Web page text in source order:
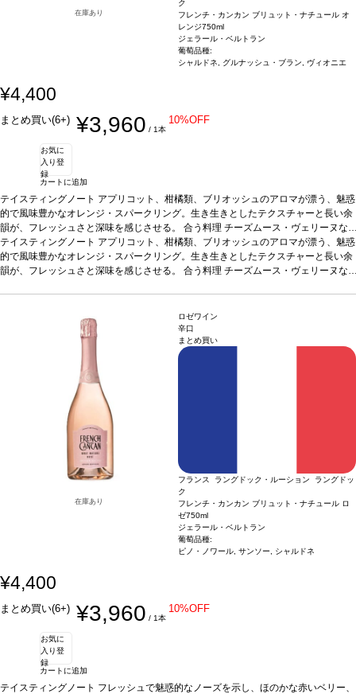
在庫あり
ク
フレンチ・カンカン ブリュット・ナチュール オ
レンジ750ml
ジェラール・ベルトラン
葡萄品種:
シャルドネ, グルナッシュ・ブラン, ヴィオニエ
¥4,400
まとめ買い(6+) ¥3,960 / 1本
10%OFF
お気に
入り登
録
カートに追加
テイスティングノート アプリコット、柑橘類、ブリオッシュのアロマが漂う、魅惑
的で風味豊かなオレンジ・スパークリング。生き生きとしたテクスチャーと長い余
韻が、フレッシュさと深味を感じさせる。 合う料理 チーズムース・ヴェリーヌな
どと好相性葡萄品種シャルドネ、グルナッシュ・ブラン、ヴィオニエ認証ABオー
ガニック
テイスティングノート アプリコット、柑橘類、ブリオッシュのアロマが漂う、魅惑
的で風味豊かなオレンジ・スパークリング。生き生きとしたテクスチャーと長い余
韻が、フレッシュさと深味を感じさせる。 合う料理 チーズムース・ヴェリーヌな
在庫あり
ロゼワイン
辛口
まとめ買い
フランス ラングドック・ルーション ラングドッ
ク
フレンチ・カンカン ブリュット・ナチュール ロ
ゼ750ml
ジェラール・ベルトラン
葡萄品種:
ピノ・ノワール, サンソー, シャルドネ
¥4,400
まとめ買い(6+) ¥3,960 / 1本
10%OFF
お気に
入り登
録
カートに追加
テイスティングノート フレッシュで魅惑的なノーズを示し、ほのかな赤いベリー、